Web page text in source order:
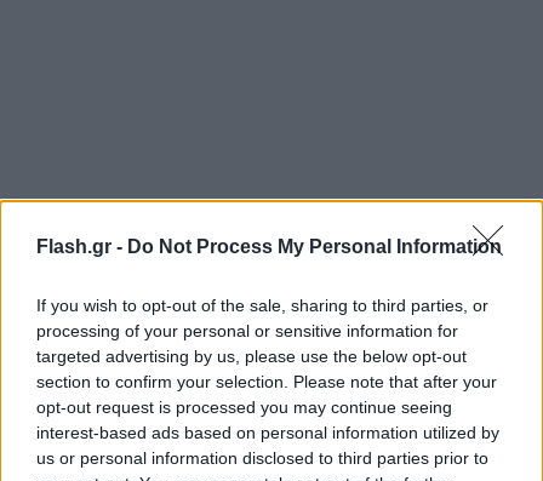
Flash.gr - Do Not Process My Personal Information
If you wish to opt-out of the sale, sharing to third parties, or
processing of your personal or sensitive information for
targeted advertising by us, please use the below opt-out
section to confirm your selection. Please note that after your
opt-out request is processed you may continue seeing
interest-based ads based on personal information utilized by
us or personal information disclosed to third parties prior to
Mετά το Ζήτημα Τιμής (A Few Good Men) του 1992,
Tom Cruise(Top Gun, Rain Man) έχει ήδη
καθιερωθεί στο Hollywood. Στο ρόλο του Μιτς
Μακντιρ ενσαρκώνει έναν ανερχόμενοΔικηγόρο.
Απόφοιτος του Χάρβαρντ, τα όνειρα και οι